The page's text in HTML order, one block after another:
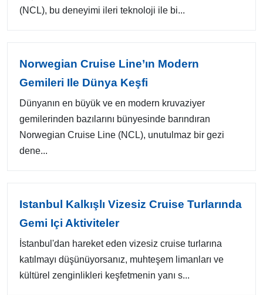
(NCL), bu deneyimi ileri teknoloji ile bi...
Norwegian Cruise Line’ın Modern
Gemileri Ile Dünya Keşfi
Dünyanın en büyük ve en modern kruvaziyer
gemilerinden bazılarını bünyesinde barındıran
Norwegian Cruise Line (NCL), unutulmaz bir gezi
dene...
Istanbul Kalkışlı Vizesiz Cruise Turlarında
Gemi Içi Aktiviteler
İstanbul'dan hareket eden vizesiz cruise turlarına
katılmayı düşünüyorsanız, muhteşem limanları ve
kültürel zenginlikleri keşfetmenin yanı s...